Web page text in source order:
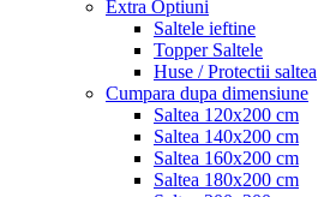
Extra Optiuni
Saltele ieftine
Topper Saltele
Huse / Protectii saltea
Cumpara dupa dimensiune
Saltea 120x200 cm
Saltea 140x200 cm
Saltea 160x200 cm
Saltea 180x200 cm